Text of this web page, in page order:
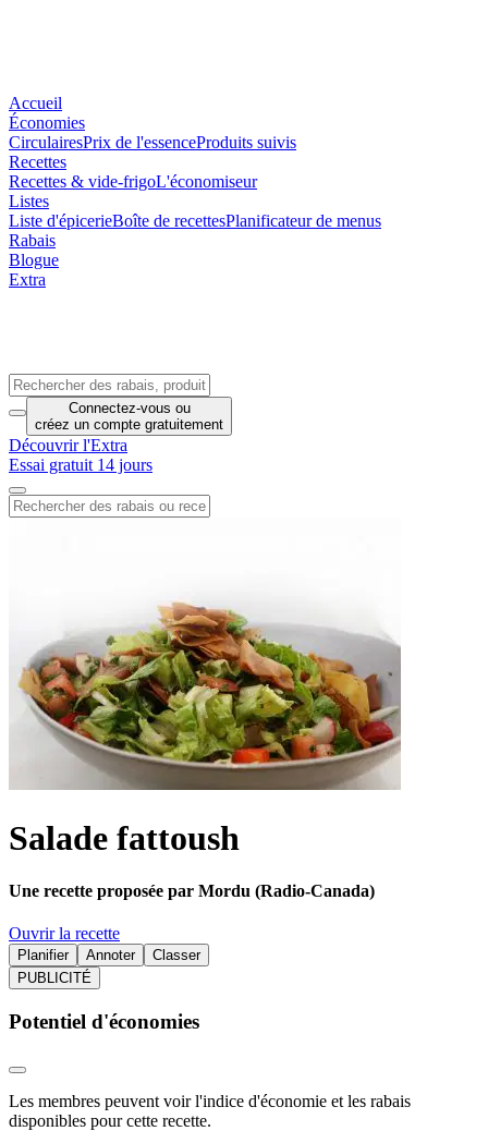
Accueil
Économies
CirculairesPrix de l'essenceProduits suivis
Recettes
Recettes & vide-frigoL'économiseur
Listes
Liste d'épicerieBoîte de recettesPlanificateur de menus
Rabais
Blogue
Extra
Connectez-vous ou
créez un compte gratuitement
Découvrir l'Extra
Essai gratuit 14 jours
Salade fattoush
Une recette proposée par Mordu (Radio-Canada)
Ouvrir la recette
Planifier Annoter
Classer
PUBLICITÉ
Potentiel d'économies
Les membres peuvent voir l'indice d'économie et les rabais
disponibles pour cette recette.